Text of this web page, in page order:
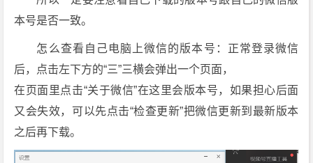
回
补
[4.
1.
0.
本号是否一致。
怎么查看自己电脑上微信的版本号：正常登录微信
后，点击左下方的“三”三横会弹出一个页面，
在页面里点击“关于微信”在这里会版本号，如果担心后面
又会失效，可以先点击“检查更新”把微信更新到最新版本
之后再下载。